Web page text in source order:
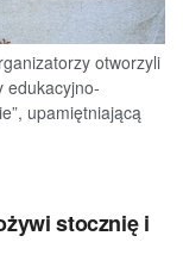
otworzyli
edukacyjno-
upamiętniającą
stocznię i